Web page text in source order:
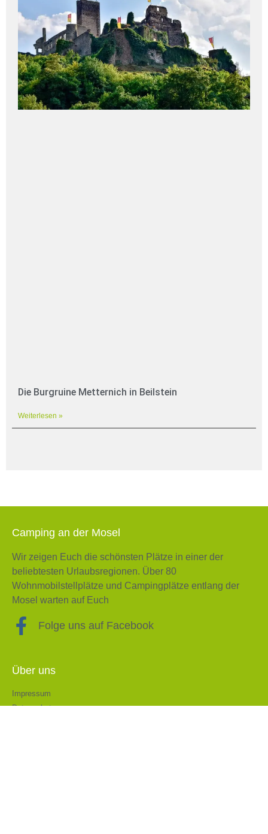
Die Burgruine Metternich in Beilstein
Weiterlesen »
Camping an der Mosel
Wir zeigen Euch die schönsten Plätze in einer der
beliebtesten Urlaubsregionen. Über 80
Wohnmobilstellplätze und Campingplätze entlang der
Mosel warten auf Euch
Folge uns auf Facebook
Über uns
Impressum
Datenschutz